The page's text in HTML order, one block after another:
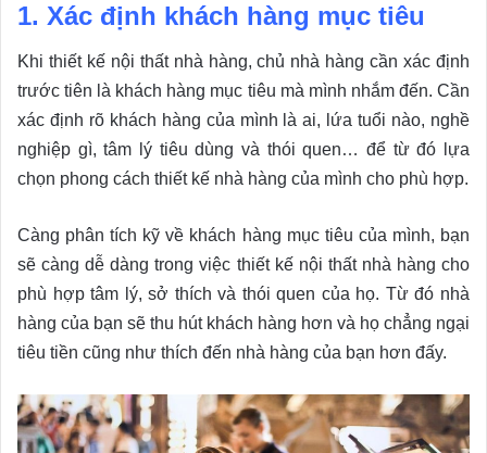
1. Xác định khách hàng mục tiêu
Khi thiết kế nội thất nhà hàng, chủ nhà hàng cần xác định
trước tiên là khách hàng mục tiêu mà mình nhắm đến. Cần
xác định rõ khách hàng của mình là ai, lứa tuổi nào, nghề
nghiệp gì, tâm lý tiêu dùng và thói quen… để từ đó lựa
chọn phong cách thiết kế nhà hàng của mình cho phù hợp.
Càng phân tích kỹ về khách hàng mục tiêu của mình, bạn
sẽ càng dễ dàng trong việc thiết kế nội thất nhà hàng cho
phù hợp tâm lý, sở thích và thói quen của họ. Từ đó nhà
hàng của bạn sẽ thu hút khách hàng hơn và họ chẳng ngại
tiêu tiền cũng như thích đến nhà hàng của bạn hơn đấy.